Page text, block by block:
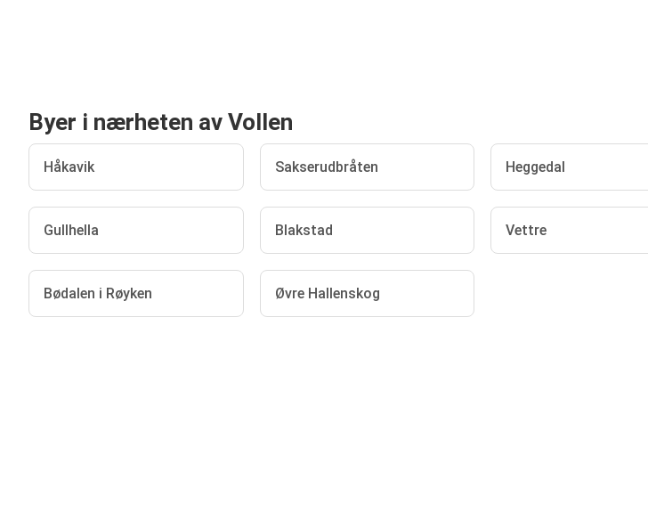
Byer i nærheten av Vollen
Håkavik Sakserudbråten Heggedal
Gullhella Blakstad Vettre
Bødalen i Røyken Øvre Hallenskog